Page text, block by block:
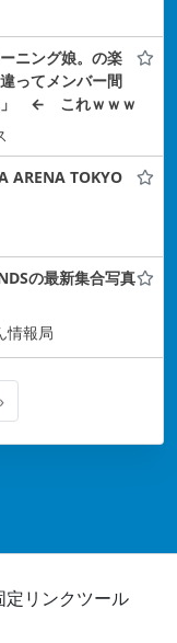
ニング娘。の楽
ってメンバー間
」 ← これｗｗｗ
ARENA TOKYO
の最新集合写真
情報局
定リンクツール